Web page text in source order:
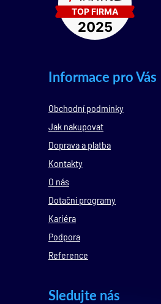
Informace pro Vás
Obchodní podmínky
Jak nakupovat
Doprava a platba
Kontakty
O nás
Dotační programy
Kariéra
Podpora
Reference
Sledujte nás